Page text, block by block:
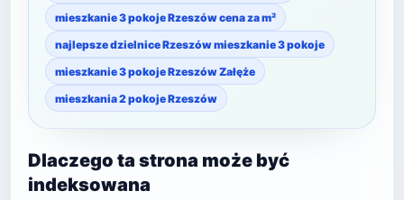
mieszkanie 3 pokoje Rzeszów cena za m²
najlepsze dzielnice Rzeszów mieszkanie 3 pokoje
mieszkanie 3 pokoje Rzeszów Załęże
mieszkania 2 pokoje Rzeszów
Dlaczego ta strona może być
indeksowana